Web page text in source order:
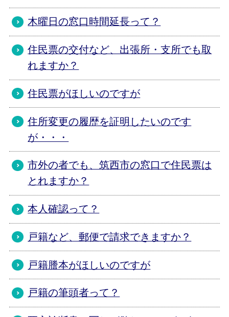
木曜日の窓口時間延長って？
住民票の交付など、出張所・支所でも取
れますか？
住民票がほしいのですが
住所変更の履歴を証明したいのです
が・・・
市外の者でも、筑西市の窓口で住民票は
とれますか？
本人確認って？
戸籍など、郵便で請求できますか？
戸籍謄本がほしいのですが
戸籍の筆頭者って？